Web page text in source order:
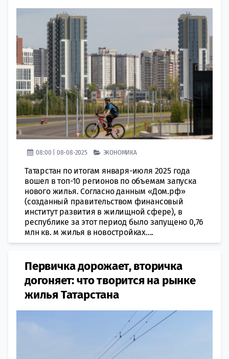
08:00 | 08-08-2025 ЭКОНОМИКА
Татарстан по итогам января-июля 2025 года
вошел в топ-10 регионов по объемам запуска
нового жилья. Согласно данным «Дом.рф»
(созданный правительством финансовый
институт развития в жилищной сфере), в
республике за этот период было запущено 0,76
млн кв. м жилья в новостройках....
Первичка дорожает, вторичка
догоняет: что творится на рынке
жилья Татарстана